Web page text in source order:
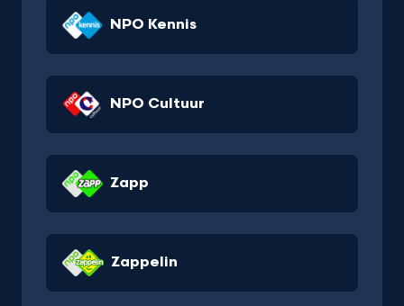
NPO Kennis
NPO Cultuur
Zapp
Zappelin